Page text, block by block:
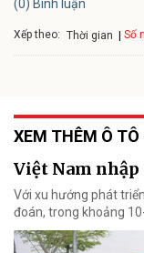
(0) Bình luận
Xếp theo: Thời gian Số
XEM THÊM Ô TÔ
Việt Nam nhập
Với xu hướng phát
đoán, trong khoảng